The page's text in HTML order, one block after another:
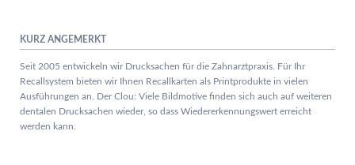
KURZ ANGEMERKT
Seit 2005 entwickeln wir Drucksachen für die Zahnarztpraxis. Für Ihr
Recallsystem bieten wir Ihnen Recallkarten als Printprodukte in vielen
Ausführungen an. Der Clou: Viele Bildmotive finden sich auch auf weiteren
dentalen Drucksachen wieder, so dass Wiedererkennungswert erreicht
werden kann.